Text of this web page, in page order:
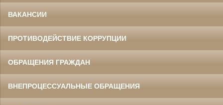
ВАКАНСИИ
ПРОТИВОДЕЙСТВИЕ КОРРУПЦИИ
ОБРАЩЕНИЯ ГРАЖДАН
ВНЕПРОЦЕССУАЛЬНЫЕ ОБРАЩЕНИЯ